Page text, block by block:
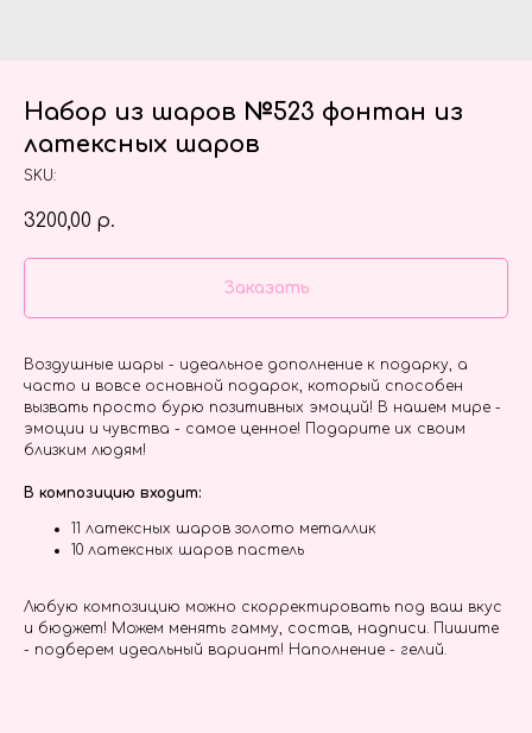
Набор из шаров №523 фонтан из
латексных шаров
SKU:
3200,00 р.
Заказать
Воздушные шары - идеальное дополнение к подарку, а
часто и вовсе основной подарок, который способен
вызвать просто бурю позитивных эмоций! В нашем мире -
эмоции и чувства - самое ценное! Подарите их своим
близким людям!
В композицию входит:
11 латексных шаров золото металлик
10 латексных шаров пастель
Любую композицию можно скорректировать под ваш вкус
и бюджет! Можем менять гамму, состав, надписи. Пишите
- подберем идеальный вариант! Наполнение - гелий.